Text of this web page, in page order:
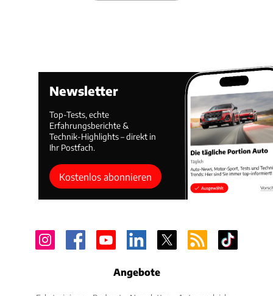
Newsletter
Top-Tests, echte
Erfahrungsberichte &
Technik-Highlights – direkt in
Ihr Postfach.
Kostenlos abonnieren
Angebote